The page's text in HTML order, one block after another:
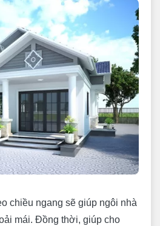
chiều ngang sẽ giúp ngôi nhà
mái. Đồng thời, giúp cho